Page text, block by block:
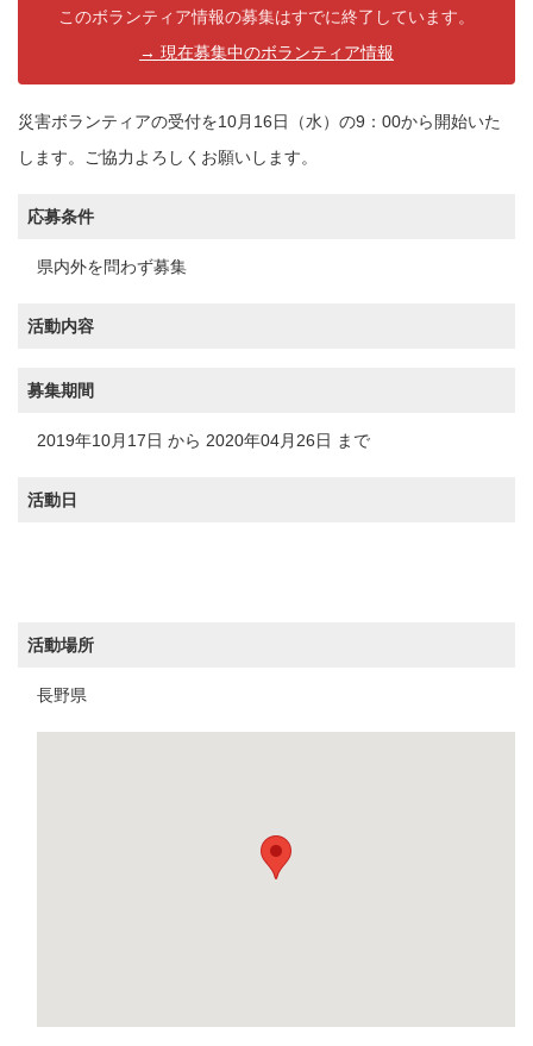
このボランティア情報の募集はすでに終了しています。
→ 現在募集中のボランティア情報
災害ボランティアの受付を10月16日（水）の9：00から開始いた
します。ご協力よろしくお願いします。
応募条件
県内外を問わず募集
活動内容
募集期間
2019年10月17日 から 2020年04月26日 まで
活動日
活動場所
長野県